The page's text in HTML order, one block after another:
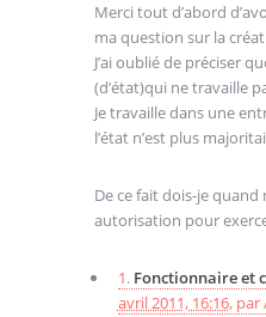
Merci tout d’abord
ma question sur la
J’ai oublié de préciser
(d’état)qui ne travaille
Je travaille dans une
l’état n’est plus
De ce fait dois-je
autorisation pour
1. Fonctionnaire et
avril 2011, 16:16, par